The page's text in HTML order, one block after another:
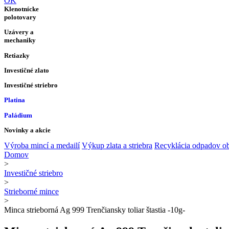
Klenotnícke
polotovary
Uzávery a
mechaniky
Retiazky
Investičné zlato
Investičné striebro
Platina
Paládium
Novinky a akcie
Výroba mincí a medailí Výkup zlata a striebra Recyklácia odpadov
Domov
>
Investičné striebro
>
Strieborné mince
>
Minca strieborná Ag 999 Trenčiansky toliar štastia -10g-